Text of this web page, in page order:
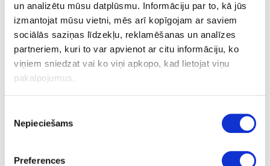
un analizētu mūsu datplūsmu. Informāciju par to, kā jūs
izmantojat mūsu vietni, mēs arī kopīgojam ar saviem
sociālās saziņas līdzekļu, reklamēšanas un analīzes
partneriem, kuri to var apvienot ar citu informāciju, ko
viņiem sniedzat vai ko viņi apkopo, kad lietojat viņu
pakalpojumus.
izvēle
Nepieciešams
Preferences
balta
-
0.5
Cietā vaska eļļa OSMO TopOil, balta